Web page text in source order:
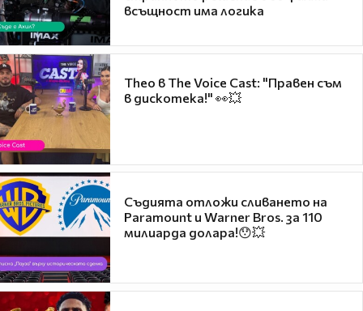
всъщност има логика
Theo в The Voice Cast: "Правен съм
в дискотека!" 👀💥
Съдията отложи сливането на
Paramount и Warner Bros. за 110
милиарда долара!😯💥